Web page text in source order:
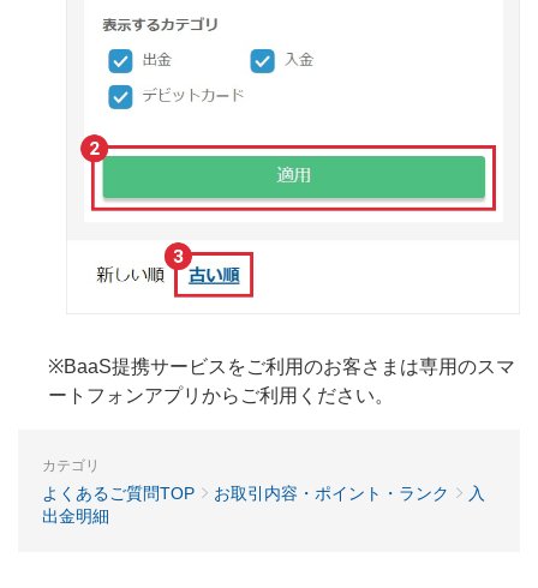
※BaaS提携サービスをご利用のお客さまは専用のスマ
ートフォンアプリからご利用ください。
カテゴリ
よくあるご質問TOP お取引内容・ポイント・ランク
入
出金明細